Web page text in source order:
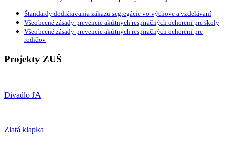
Štandardy dodržiavania zákazu segregácie vo výchove a vzdelávaní
Všeobecné zásady prevencie akútnych respiračných ochorení pre školy
Všeobecné zásady prevencie akútnych respiračných ochorení pre
rodičov
Projekty ZUŠ
Divadlo JA
Zlatá klapka